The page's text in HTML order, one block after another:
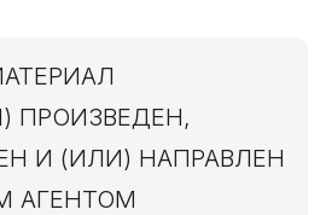
ПРОИЗВЕДЕН,
И (ИЛИ) НАПРАВЛЕН
АГЕНТОМ